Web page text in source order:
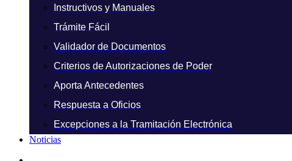
Instructivos y Manuales
Trámite Fácil
Validador de Documentos
Criterios de Autorizaciones de Poder
Aporta Antecedentes
Respuesta a Oficios
Excepciones a la Tramitación Electrónica
Noticias